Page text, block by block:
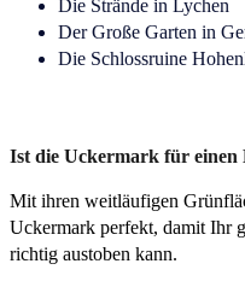
Die Strände in Lychen
Der Große Garten in
Die Schlossruine
Ist die Uckermark für einen
Mit ihren weitläufigen
Uckermark perfekt, damit Ihr
richtig austoben kann.